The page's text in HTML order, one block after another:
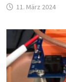
11. März 2024